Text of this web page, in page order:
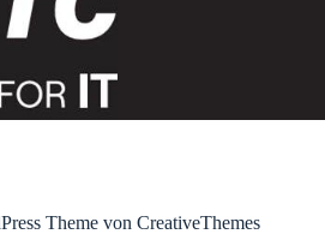
Theme vonCreativeThemes